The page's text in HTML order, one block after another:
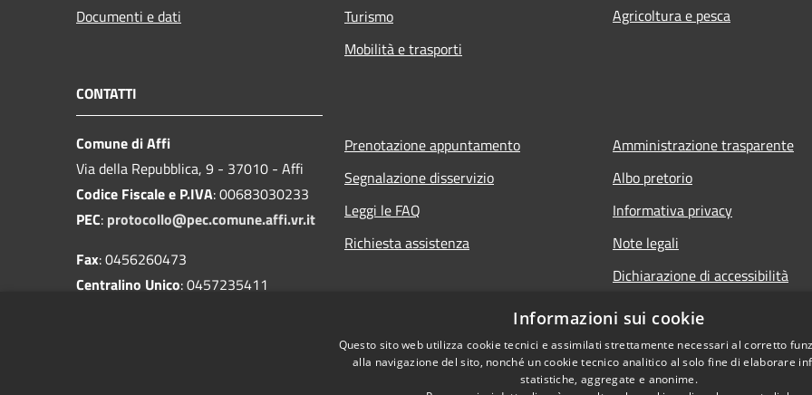
Documenti e dati
Turismo
Mobilità e trasporti
Agricoltura e pesca
CONTATTI
Comune di Affi
Via della Repubblica, 9 - 37010 - Affi
Codice Fiscale e P.IVA: 00683030233
PEC: protocollo@pec.comune.affi.vr.it
Fax: 0456260473
Centralino Unico: 0457235411
Prenotazione appuntamento
Segnalazione disservizio
Leggi le FAQ
Richiesta assistenza
Amministrazione trasparente
Albo pretorio
Informativa privacy
Note legali
Dichiarazione di accessibilità
Informazioni sui cookie
Questo sito web utilizza cookie tecnici e assimilati strettamente necessari al corretto
alla navigazione del sito, nonché un cookie tecnico analitico al solo fine di elaborare
statistiche, aggregate e anonime.